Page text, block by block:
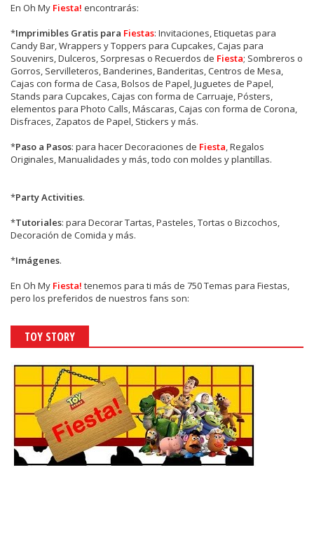
En Oh My Fiesta! encontrarás:
*Imprimibles Gratis para Fiestas: Invitaciones, Etiquetas para
Candy Bar, Wrappers y Toppers para Cupcakes, Cajas para
Souvenirs, Dulceros, Sorpresas o Recuerdos de Fiesta; Sombreros o
Gorros, Servilleteros, Banderines, Banderitas, Centros de Mesa,
Cajas con forma de Casa, Bolsos de Papel, Juguetes de Papel,
Stands para Cupcakes, Cajas con forma de Carruaje, Pósters,
elementos para Photo Calls, Máscaras, Cajas con forma de Corona,
Disfraces, Zapatos de Papel, Stickers y más.
*Paso a Pasos: para hacer Decoraciones de Fiesta, Regalos
Originales, Manualidades y más, todo con moldes y plantillas.
*Party Activities.
*Tutoriales: para Decorar Tartas, Pasteles, Tortas o Bizcochos,
Decoración de Comida y más.
*Imágenes.
En Oh My Fiesta! tenemos para ti más de 750 Temas para Fiestas,
pero los preferidos de nuestros fans son:
TOY STORY